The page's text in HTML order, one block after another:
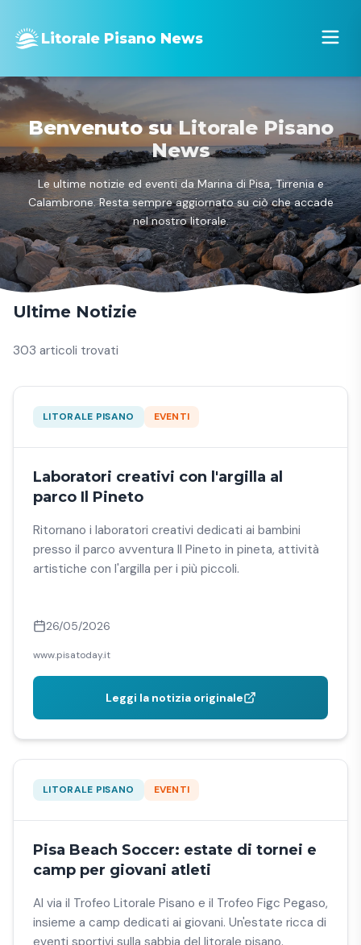
Litorale Pisano News
Benvenuto suLitorale Pisano
News
Le ultime notizie ed eventi da Marina di Pisa, Tirrenia e
Calambrone. Resta sempre aggiornato su ciò che accade
nel nostro litorale.
Ultime Notizie
303 articoli trovati
LITORALE PISANO EVENTI
Laboratori creativi con l'argilla al
parco Il Pineto
Ritornano i laboratori creativi dedicati ai bambini
presso il parco avventura Il Pineto in pineta, attività
artistiche con l'argilla per i più piccoli.
26/05/2026
www.pisatoday.it
Leggi la notizia originale
LITORALE PISANO EVENTI
Pisa Beach Soccer: estate di tornei e
camp per giovani atleti
Al via il Trofeo Litorale Pisano e il Trofeo Figc Pegaso,
insieme a camp dedicati ai giovani. Un'estate ricca di
eventi sportivi sulla sabbia del litorale pisano.